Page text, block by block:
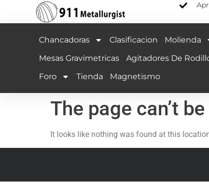
Chancadoras Clasificacion Molienda
Mesas Gravimetricas
Agitadores De
Foro
Tienda Magnetismo
The page can’t
It looks like nothing was found at this